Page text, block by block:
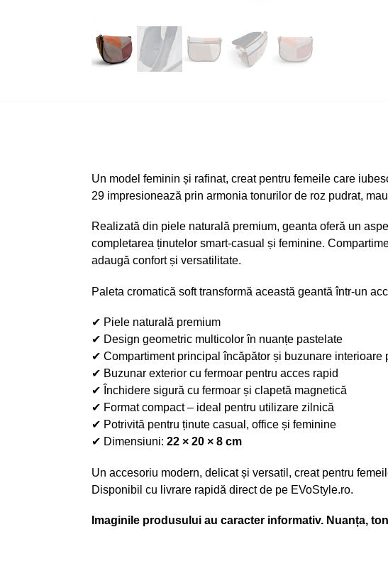
Un model feminin și rafinat, creat pentru femeile care
29 impresionează prin armonia tonurilor de roz pudrat,
Realizată din piele naturală premium, geanta oferă un
completarea ținutelor smart-casual și feminine.
adaugă confort și versatilitate.
Paleta cromatică soft transformă această geantă într-un
✔ Piele naturală premium
✔ Design geometric multicolor în nuanțe pastelate
✔ Compartiment principal încăpător și buzunare interioare
✔ Buzunar exterior cu fermoar pentru acces rapid
✔ Închidere sigură cu fermoar și clapetă magnetică
✔ Format compact – ideal pentru utilizare zilnică
✔ Potrivită pentru ținute casual, office și feminine
✔ Dimensiuni: 22 × 20 × 8 cm
Un accesoriu modern, delicat și versatil, creat pentru
Disponibil cu livrare rapidă direct de pe EVoStyle.ro.
Imaginile produsului au caracter informativ. Nuanța,